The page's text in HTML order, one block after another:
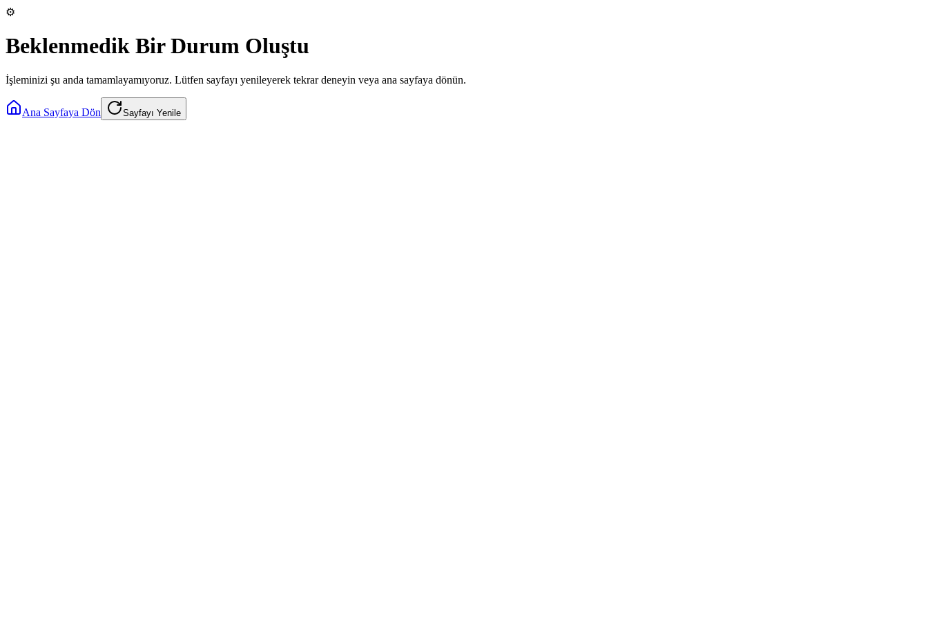
⚙️
Beklenmedik Bir Durum Oluştu
İşleminizi şu anda tamamlayamıyoruz. Lütfen sayfayı yenileyerek tekrar deneyin veya ana sayfaya dönün.
Ana Sayfaya Dön Sayfayı Yenile